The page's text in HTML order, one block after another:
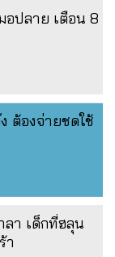
อปลาย เตือน 8
ต้องจ่ายชดใช้
ลา เด็กที่ฮลุน
า